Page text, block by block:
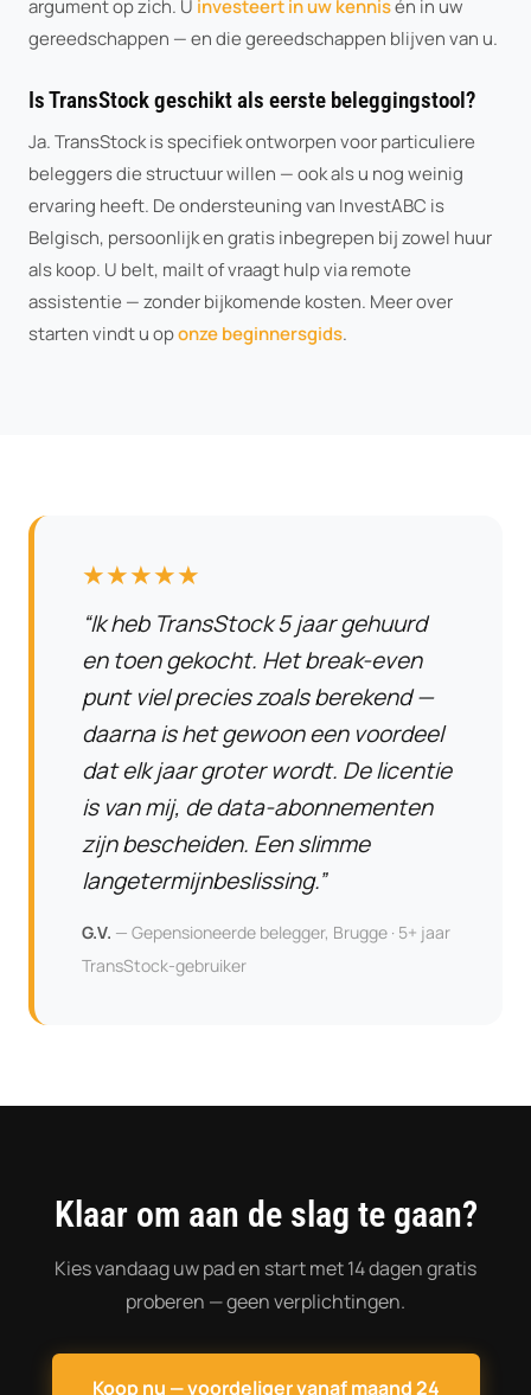
argument op zich. U investeert in uw kennisén in uw
gereedschappen — en die gereedschappen blijven van u.
Is TransStock geschikt als eerste beleggingstool?
Ja. TransStock is specifiek ontworpen voor particuliere
beleggers die structuur willen — ook als u nog weinig
ervaring heeft. De ondersteuning van InvestABC is
Belgisch, persoonlijk en gratis inbegrepen bij zowel huur
als koop. U belt, mailt of vraagt hulp via remote
assistentie — zonder bijkomende kosten. Meer over
starten vindt u oponze beginnersgids.
★★★★★
“Ik heb TransStock 5 jaar gehuurd
en toen gekocht. Het break-even
punt viel precies zoals berekend —
daarna is het gewoon een voordeel
dat elk jaar groter wordt. De licentie
is van mij, de data-abonnementen
zijn bescheiden. Een slimme
langetermijnbeslissing.”
G.V. — Gepensioneerde belegger, Brugge · 5+ jaar
TransStock-gebruiker
Klaar om aan de slag te gaan?
Kies vandaag uw pad en start met 14 dagen gratis
proberen — geen verplichtingen.
Koop nu — voordeliger vanaf maand 24